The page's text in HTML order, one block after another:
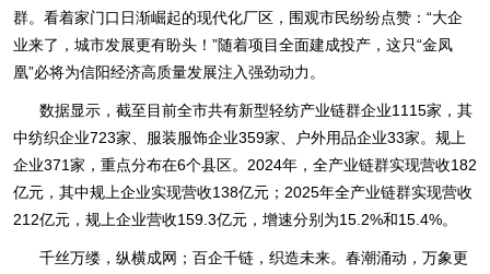
群。看着家门口日渐崛起的现代化厂区，围观市民纷纷点赞：“大企
业来了，城市发展更有盼头！”随着项目全面建成投产，这只“金凤
凰”必将为信阳经济高质量发展注入强劲动力。
数据显示，截至目前全市共有新型轻纺产业链群企业1115家，其
中纺织企业723家、服装服饰企业359家、户外用品企业33家。规上
企业371家，重点分布在6个县区。2024年，全产业链群实现营收182
亿元，其中规上企业实现营收138亿元；2025年全产业链群实现营收
212亿元，规上企业营收159.3亿元，增速分别为15.2%和15.4%。
千丝万缕，纵横成网；百企千链，织造未来。春潮涌动，万象更